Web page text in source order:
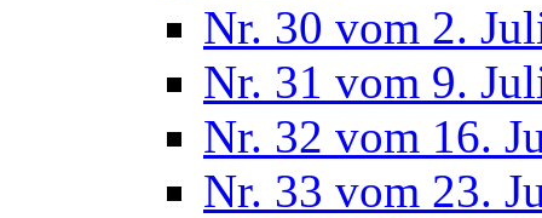
Nr. 30 vom 2.
Nr. 31 vom 9.
Nr. 32 vom 16.
Nr. 33 vom 23.